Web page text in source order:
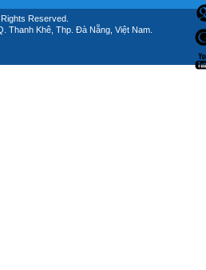
Reserved.
Thanh Khê, Thp. Đà Nẵng, Việt Nam.